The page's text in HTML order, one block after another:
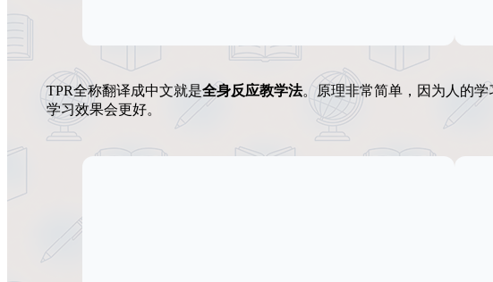
TPR全称翻译成中文就是全身反应教学法。原理非常简单，因为人的
学习效果会更好。